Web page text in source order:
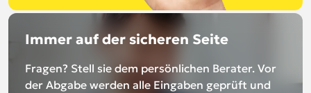
Immer auf der sicheren Seite
Fragen? Stell sie dem persönlichen Berater. Vor
der Abgabe werden alle Eingaben geprüft und